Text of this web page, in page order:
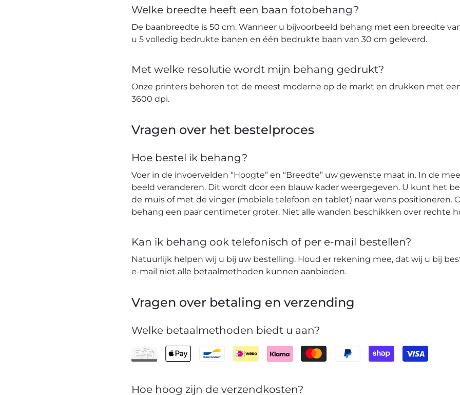
Welke breedte heeft een baan fotobehang?
De baanbreedte is 50 cm. Wanneer u bijvoorbeeld behang met een breedte
u 5 volledig bedrukte banen en één bedrukte baan van 30 cm geleverd.
Met welke resolutie wordt mijn behang gedrukt?
Onze printers behoren tot de meest moderne op de markt en drukken met
3600 dpi.
Vragen over het bestelproces
Hoe bestel ik behang?
Voer in de invoervelden “Hoogte” en “Breedte” uw gewenste maat in. In de
beeld veranderen. Dit wordt door een blauw kader weergegeven. U kunt het
de muis of met de vinger (mobiele telefoon en tablet) naar wens positioneren.
behang een paar centimeter groter. Niet alle wanden beschikken over rechte
Kan ik behang ook telefonisch of per e-mail bestellen?
Natuurlijk helpen wij u bij uw bestelling. Houd er rekening mee, dat wij u bij
e-mail niet alle betaalmethoden kunnen aanbieden.
Vragen over betaling en verzending
Welke betaalmethoden biedt u aan?
Hoe hoog zijn de verzendkosten?